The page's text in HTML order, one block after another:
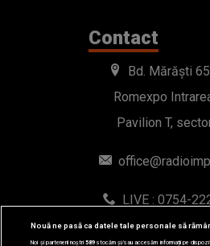
Contact
Bd. Mărăști
Romexpo
Pavilion T,
LIVE : 0754-
WhatsApp: 0754-
Nouă ne pasă ca datele tale personale să
Noi și partenerii noștri589stocăm și/sau accesăm informații pe